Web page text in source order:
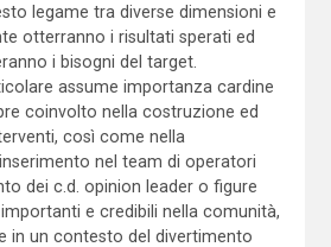
legame tra diverse dimensioni e
otterranno i risultati sperati ed
i bisogni del target.
assume importanza cardine
coinvolto nella costruzione ed
così come nella
nel team di operatori
dei c.d. opinion leader o figure
e credibili nella comunità,
in un contesto del divertimento